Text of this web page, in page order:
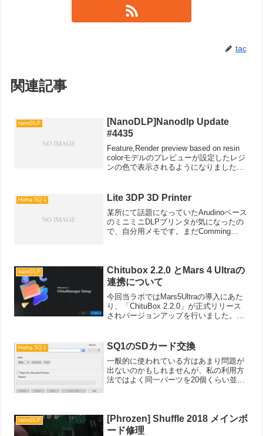
tac
関連記事
nanoDLP
[NanoDLP]Nanodlp Update
#4435
Feature,Render preview based on resin
colorモデルのプレビューが設定したレジ
ンの色で表示されるようになりました。
Hieha SQ-1 Lite 3DP 3D Printer
某所にて話題になっていたArudinoベース
のミニミニDLPプリンタが気になったの
で、自分用メモです。まだComming
になる...
nanoDLP
Chitubox 2.2.0 とMars 4 Ultraの
連携について
今回当ラボではMars5Ultraの導入にあた
り、「ChituBox 2.2.0」が正式リリース
されバージョンアップを行いました。
が、今回はChituMa...
Hieha SQ-1 SQ1のSDカード交換
一般的に使われている方はあまり問題が
出ないのかもしれませんが、私の利用方
法ではよく同一パーツを20個くらい並べ
見られます。...
nanoDLP
[Phrozen] Shuffle 2018 メインボ
ード修理